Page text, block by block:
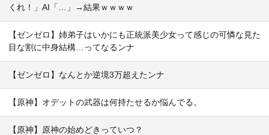
くれ！」AI「…」→結果ｗｗｗｗ
【ゼンゼロ】姉弟子はいかにも正統派美少女って感じの可憐な見た
目な割に中身結構…ってなるンナ
【ゼンゼロ】なんとか逆境3万超えたンナ
【原神】オデットの武器は何持たせるか悩んでる。
【原神】原神の始めどきっていつ？